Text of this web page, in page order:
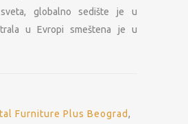
globalno sedište je u
u Evropi smeštena je u
Furniture Plus Beograd,